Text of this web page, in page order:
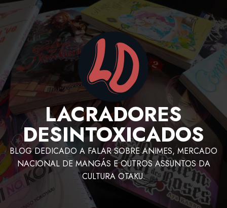
LACRADORES
DESINTOXICADOS
BLOG DEDICADO A FALAR SOBRE ANIMES, MERCADO
NACIONAL DE MANGÁS E OUTROS ASSUNTOS DA
CULTURA OTAKU.